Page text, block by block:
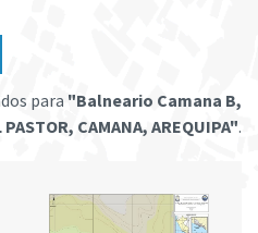
para "Balneario Camana B,
CAMANA, AREQUIPA".